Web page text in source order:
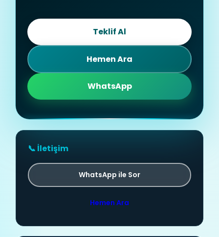
Teklif Al
Hemen Ara
WhatsApp
📞 İletişim
WhatsApp ile Sor
Hemen Ara